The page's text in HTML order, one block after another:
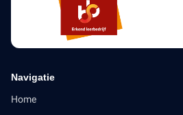
Navigatie
Home